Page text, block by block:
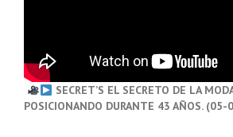
SECRET’S EL SECRETO DE LA
POSICIONANDO DURANTE 43 AÑOS.